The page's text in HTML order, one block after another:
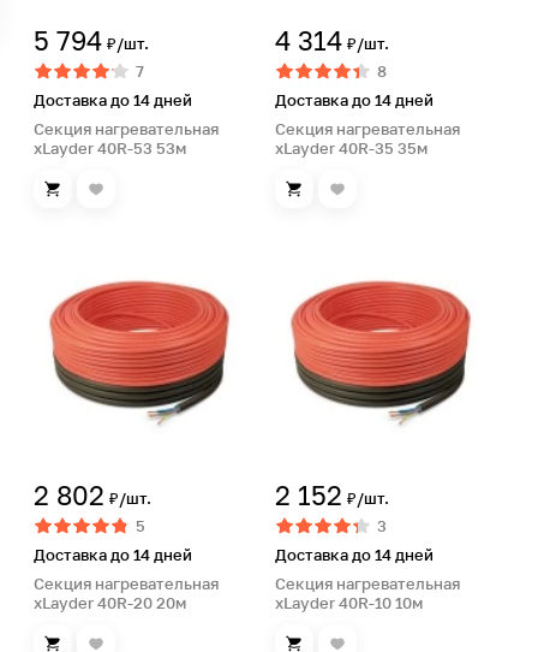
5 794 ₽/шт.
7
Доставка до 14 дней
Секция нагревательная
xLayder 40R-53 53м
4 314 ₽/шт.
8
Доставка до 14 дней
Секция нагревательная
xLayder 40R-35 35м
2 802 ₽/шт.
5
Доставка до 14 дней
Секция нагревательная
xLayder 40R-20 20м
2 152 ₽/шт.
3
Доставка до 14 дней
Секция нагревательная
xLayder 40R-10 10м